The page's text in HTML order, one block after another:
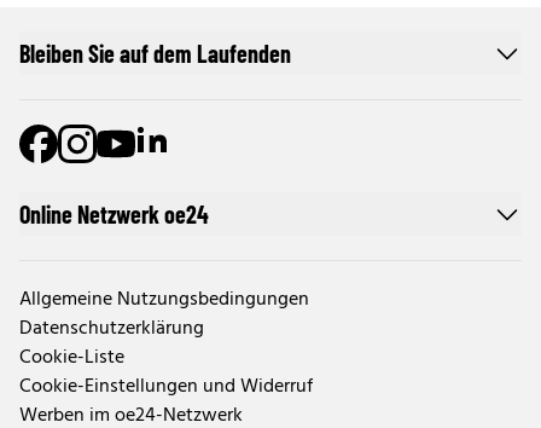
Online Netzwerk oe24
Allgemeine Nutzungsbedingungen
Datenschutzerklärung
Cookie-Liste
Cookie-Einstellungen und Widerruf
Werben im oe24-Netzwerk
Bleiben Sie auf dem Laufenden